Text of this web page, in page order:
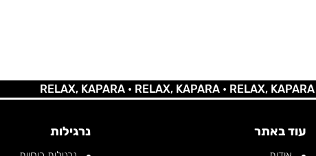
RELAX, KAPARA •RELAX, KAPARA •RELAX, KAPARA •
עוד באתר נרגילות